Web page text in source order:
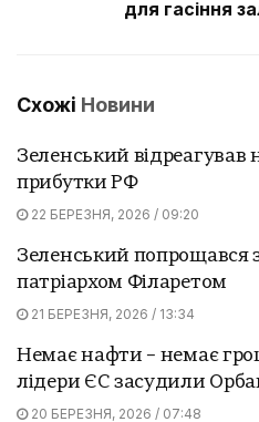
для гасіння
Схожі Новини
Зеленський відреагував
прибутки РФ
22 БЕРЕЗНЯ, 2026 / 09:20
Зеленський попрощався
патріархом Філаретом
21 БЕРЕЗНЯ, 2026 / 13:34
Немає нафти – немає
лідери ЄС засудили
20 БЕРЕЗНЯ, 2026 / 07:48